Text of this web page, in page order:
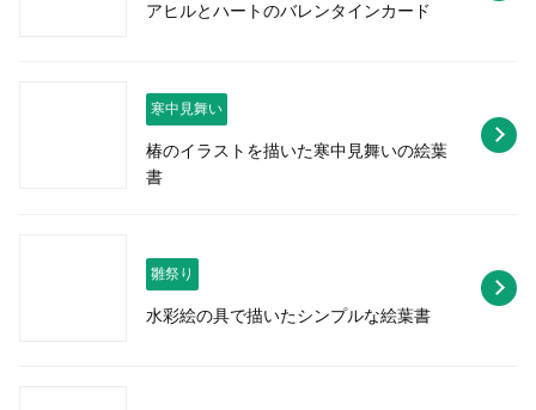
アヒルとハートのバレンタインカード
寒中見舞い
椿のイラストを描いた寒中見舞いの絵葉
書
雛祭り
水彩絵の具で描いたシンプルな絵葉書